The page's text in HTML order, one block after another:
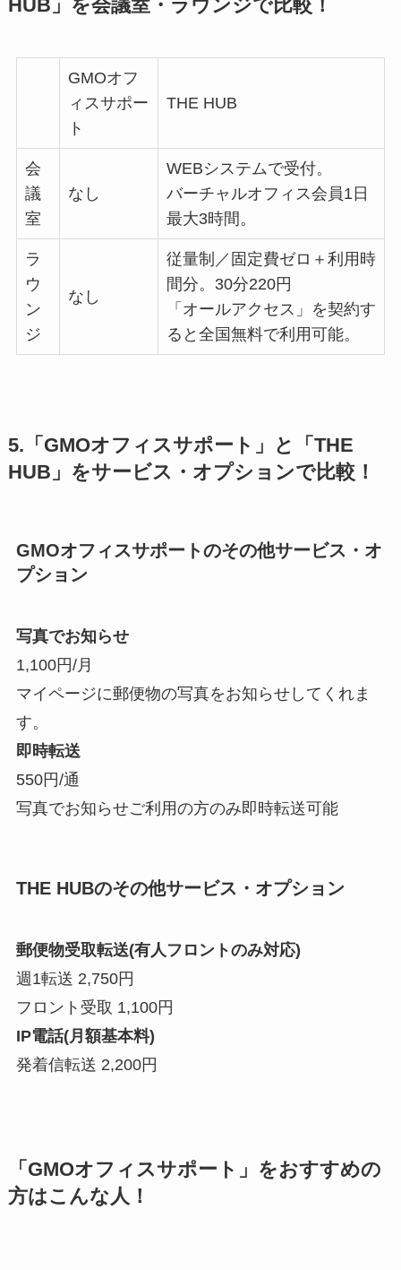
HUB」を会議室・ラウンジで比較！
GMOオフ
ィスサポー
ト
THE HUB
会
議
室
なし
WEBシステムで受付。
バーチャルオフィス会員1日
最大3時間。
ラ
ウ
ン
ジ
なし
従量制／固定費ゼロ＋利用時
間分。30分220円
「オールアクセス」を契約す
ると全国無料で利用可能。
5.「GMOオフィスサポート」と「THE
HUB」をサービス・オプションで比較！
GMOオフィスサポートのその他サービス・オ
プション
写真でお知らせ
1,100円/月
マイページに郵便物の写真をお知らせしてくれま
す。
即時転送
550円/通
写真でお知らせご利用の方のみ即時転送可能
THE HUBのその他サービス・オプション
郵便物受取転送(有人フロントのみ対応)
週1転送 2,750円
フロント受取 1,100円
IP電話(月額基本料)
発着信転送 2,200円
「GMOオフィスサポート」をおすすめの
方はこんな人！